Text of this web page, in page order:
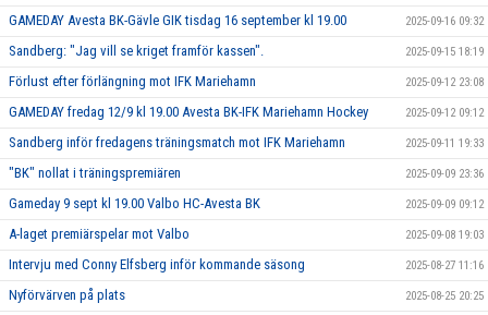
GAMEDAY Avesta BK-Gävle GIK tisdag 16 september kl 19.00 2025-09-16 09:32
Sandberg: "Jag vill se kriget framför kassen". 2025-09-15 18:19
Förlust efter förlängning mot IFK Mariehamn 2025-09-12 23:08
GAMEDAY fredag 12/9 kl 19.00 Avesta BK-IFK Mariehamn Hockey 2025-09-12 09:12
Sandberg inför fredagens träningsmatch mot IFK Mariehamn 2025-09-11 19:33
"BK" nollat i träningspremiären 2025-09-09 23:36
Gameday 9 sept kl 19.00 Valbo HC-Avesta BK 2025-09-09 09:12
A-laget premiärspelar mot Valbo 2025-09-08 19:03
Intervju med Conny Elfsberg inför kommande säsong 2025-08-27 11:16
Nyförvärven på plats 2025-08-25 20:25